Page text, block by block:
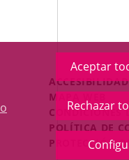
Aceptar
Rechazar
Menú
Legal
Footer
ACCESIBILIDAD
MAPA WEB
CONDICIONES
POLÍTICA DE
PROTECCIÓN